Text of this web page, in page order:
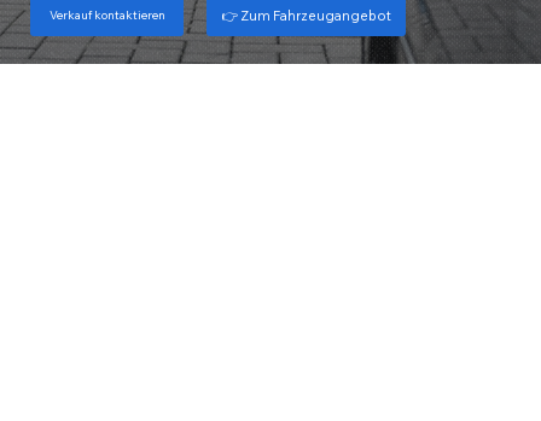
Verkauf kontaktieren 👉 Zum Fahrzeugangebot